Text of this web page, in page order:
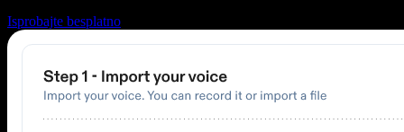
Isprobajte besplatno